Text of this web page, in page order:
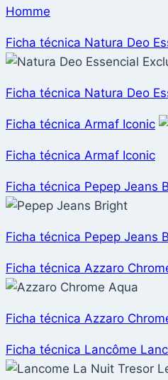
Homme
Ficha técnica Natura Deo
Ficha técnica Natura Deo
Ficha técnica Armaf Iconic
Ficha técnica Armaf Iconic
Ficha técnica Pepep Jeans
Ficha técnica Pepep Jeans
Ficha técnica Azzaro
Ficha técnica Azzaro
Ficha técnica Lancôme